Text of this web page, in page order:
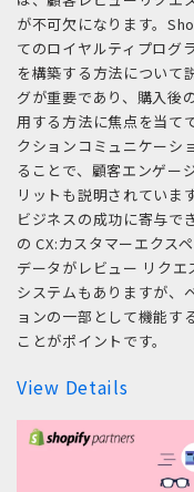
が不可欠になります。
てのロイヤルティプログ
を構築する方法について
グが重要であり、購入後
用する方法に焦点を当て
クションコミュニケーシ
ることで、顧客エンゲー
リットも説明されていま
ビジネスの成功に寄与で
の CX:カスタマーエクス
データがレビュー リク
システムもありますが、
ョンの一部として機能す
ことがポイントです。
View Details